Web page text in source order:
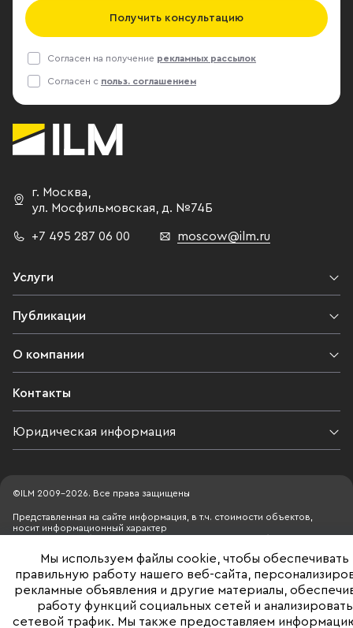
Получить консультацию
Согласен на получение рекламных рассылок
Согласен с польз. соглашением
г. Москва,
ул. Мосфильмовская, д. №74Б
+7 495 287 06 00 moscow@ilm.ru
Услуги
Публикации
О компании
Контакты
Юридическая информация
©ILM 2009-2026. Все права защищены
Представленная на сайте информация, в т.ч. стоимости объектов,
носит информационный характер
Мы используем файлы cookie, чтобы обеспечивать
правильную работу нашего веб-сайта,
рекламные объявления и другие материалы,
работу функций социальных сетей и анализировать
сетевой трафик. Мы также предоставляем